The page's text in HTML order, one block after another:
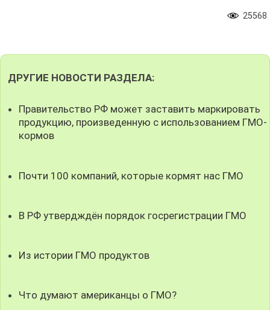
25568
ДРУГИЕ НОВОСТИ РАЗДЕЛА:
Правительство РФ может заставить маркировать
продукцию, произведенную с использованием ГМО-
кормов
Почти 100 компаний, которые кормят нас ГМО
В РФ утвердждён порядок госрегистрации ГМО
Из истории ГМО продуктов
Что думают американцы о ГМО?